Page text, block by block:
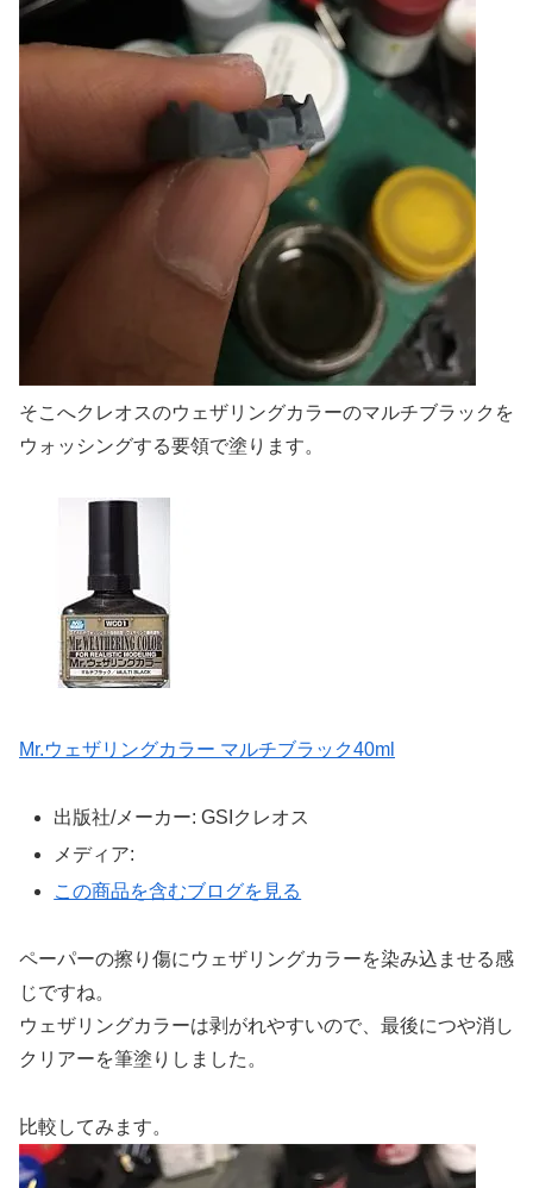
そこへクレオスのウェザリングカラーのマルチブラックを
ウォッシングする要領で塗ります。
Mr.ウェザリングカラー マルチブラック40ml
出版社/メーカー: GSIクレオス
メディア:
この商品を含むブログを見る
ペーパーの擦り傷にウェザリングカラーを染み込ませる感
じですね。
ウェザリングカラーは剥がれやすいので、最後につや消し
クリアーを筆塗りしました。
比較してみます。